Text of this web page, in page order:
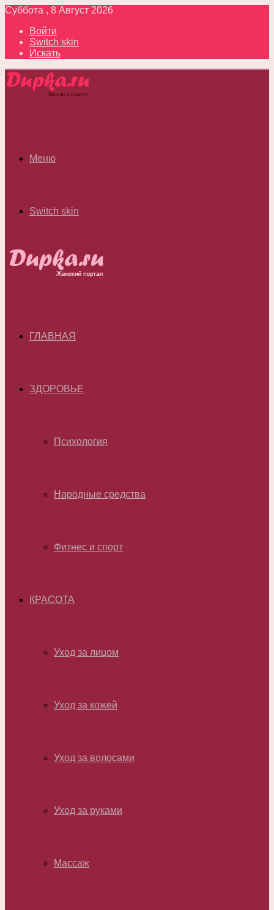
Суббота , 8 Август 2026
Войти
Switch skin
Искать
Меню
Switch skin
ГЛАВНАЯ
ЗДОРОВЬЕ
Психология
Народные средства
Фитнес и спорт
КРАСОТА
Уход за лицом
Уход за кожей
Уход за волосами
Уход за руками
Массаж